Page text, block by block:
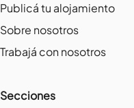
Publicá tu alojamiento
Sobre nosotros
Trabajá con nosotros
Secciones